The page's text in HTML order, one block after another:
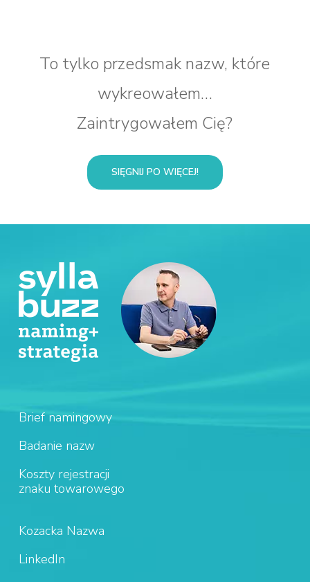
To tylko przedsmak nazw, które
wykreowałem…
Zaintrygowałem Cię?
SIĘGNIJ PO WIĘCEJ!
Brief namingowy
Badanie nazw
Koszty rejestracji
znaku towarowego
Kozacka Nazwa
LinkedIn